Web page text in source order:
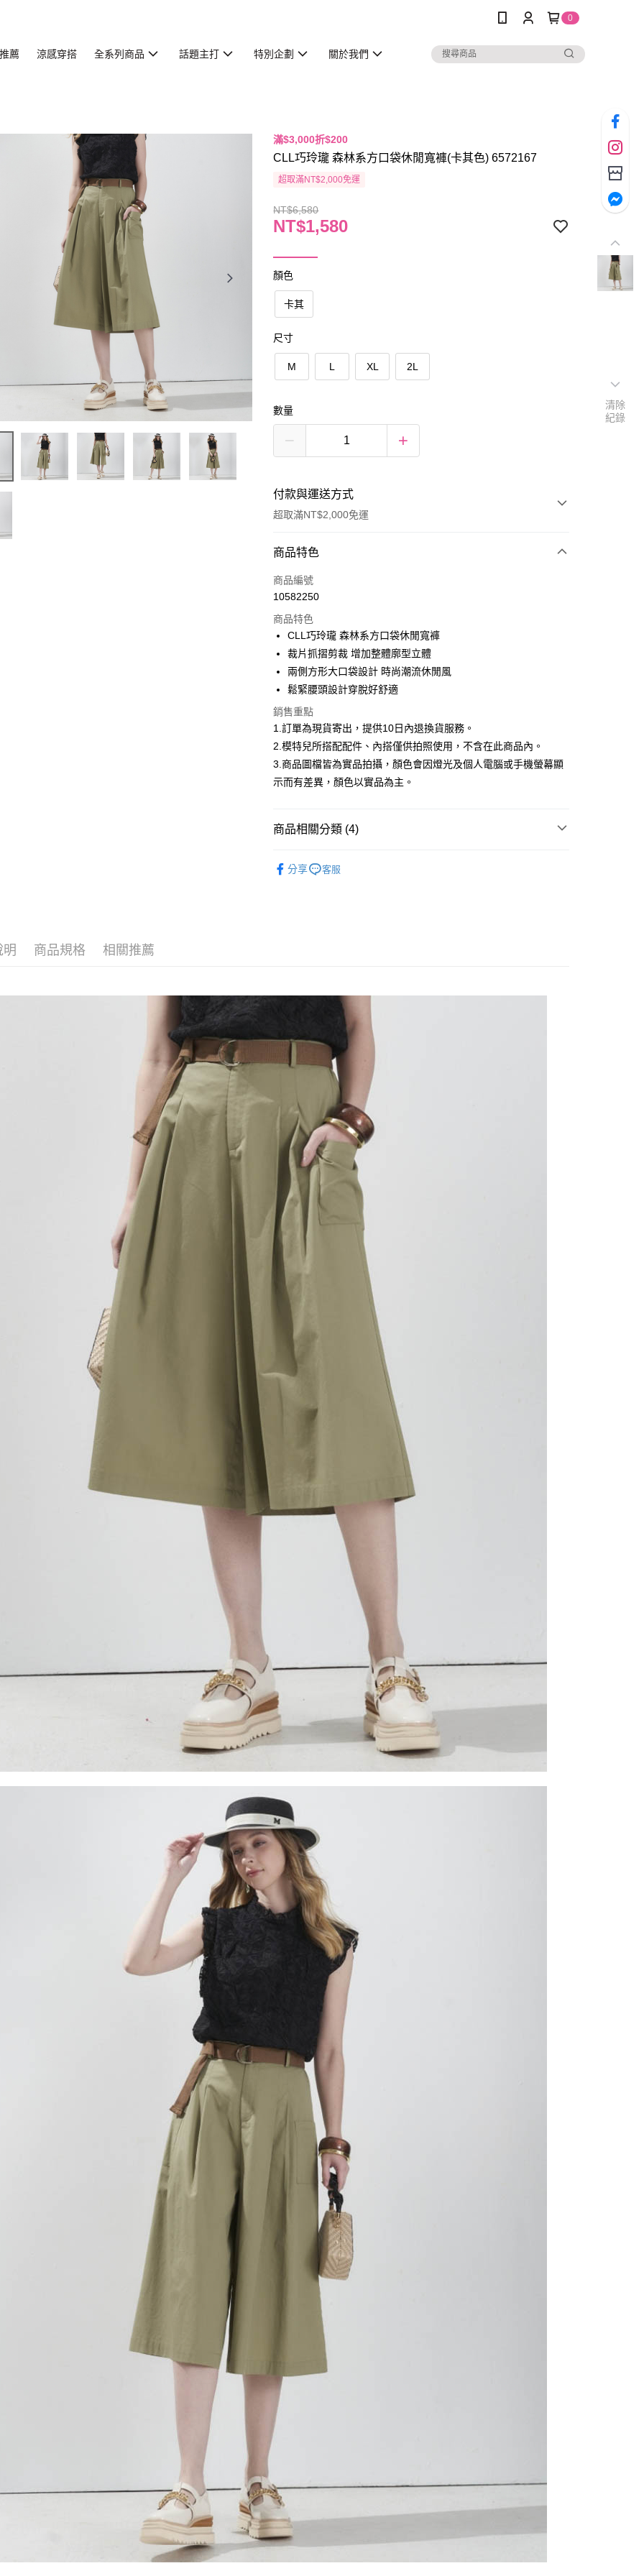
0
薦 涼感穿搭 全系列商品 話題主打 特別企劃 關於我們
滿$3,000折$200
CLL巧玲瓏 森林系方口袋休閒寬褲(卡其色) 6572167
超取滿NT$2,000免運
NT$6,580
NT$1,580
顏色
卡其
尺寸
M L XL 2L
數量
付款與運送方式
超取滿NT$2,000免運
付款方式
信用卡一次付款
3 期 0 利率 每期 NT$526
合作金庫商業銀行
華南商業銀行
彰化商業銀行
國泰世華商業銀行
臺灣中小企業銀行
匯豐（台灣）商業銀行
華泰商業銀行
聯邦商業銀行
遠東國際商業銀行
玉山商業銀行
星展（台灣）商業銀行
台新國際商業銀行
超商取貨付款
Apple Pay
街口支付
悠遊付
Google Pay
【大哥付你分期使用說明】
1.分期款項不併入電信帳單，「大哥付你分期」於每月結算日後寄送繳費提
2.透過簡訊連結打開帳單後，可選擇「超商條碼／台灣大直營門市／銀行轉
帳／街口支付／iPASS MONEY」等通路繳費。
【注意事項】
1.本服務係由「台灣大哥大股份有限公司」（以下簡稱本公司）所提供，讓
用戶於交易時，得透過本服務購買商品或服務，並由商店將買賣／分期付
款買賣價金債權讓與本公司後，依約使用本公司帳單繳交帳款。
2.基於同意付款使用「大哥付你分期」之契約關係目的，商店將以您的個人
資料（包含姓名、電話或地址）提供予台灣大哥大進項蒐集、處理及利
用，由本公司與您本人進行分期帳單所需資料之確認、核對及更正。
3.完整用戶服務條款，請詳閱以下連結：
【「AFTEE先享後付」結帳流程】
１．於結帳方式選擇「AFTEE先享後付」後，將跳轉至「AFTEE先享後
付」結帳頁面，進行簡訊認證並確認金額後，即可完成結帳。
２．訂單成立數日內，您將收到繳費通知簡訊。
３．收到繳費通知簡訊後14天內，點擊此簡訊中的連結，可透過四大超商
／ATM／網路銀行／等多元方式進行付款，方視為交易完成。
※ 請注意：結帳手續完成當下不需立刻繳費，但若您需要取消訂單，請聯
絡購買商品的店家。未經商家同意取消之訂單仍視為有效，需透過AFTEE
先享後付繳納相關費用。
※ 交易是否成功請以「AFTEE先享後付 」之結帳頁面顯示為準，若有關於
是否繳費成功／繳費後需取消欲退款等相關疑問，請聯繫「AFTEE先享後
付客戶支援中心」
https://netprotections.freshdesk.com/support/home
【注意事項】
１．透過由恩沛科技股份有限公司提供之「AFTEE先享後付」服務完成之
交易，需依本服務之必要範圍內提供個人資料，並將交易相關給付款項請
求債權轉讓予恩沛科技股份有限公司。
２．關於個人資料處理事宜，請瀏覽以下網址：
https://aftee.tw/terms/#terms3
３．未成年的使用者請事先徵得法定代理人或監護人之同意方可使用
「AFTEE先享後付」，若未經同意申辦者引起之損失，本公司不負相關責
任。
４．使用「AFTEE先享後付」時，將依據個別帳號之用戶狀況，依本公司
即時審查核予不同之上限額度；若仍有額度不足之情形，本公司將視審查
結果請求用戶進行身份認證。
５．嚴禁一人註冊多個帳號或使用他人資訊註冊。若發現惡意使用之情
形，恩沛科技股份有限公司將有權停止該用戶之使用額度並採取法律行
動。
全家取貨付款
每筆NT$120，滿NT$2,000(含以上)免運費
7-11取貨付款
每筆NT$120，滿NT$2,000(含以上)免運費
每筆NT$120，滿NT$2,000(含以上)免運費
商品特色
商品編號
10582250
商品特色
CLL巧玲瓏 森林系方口袋休閒寬褲
裁片抓摺剪裁 增加整體廓型立體
兩側方形大口袋設計 時尚潮流休閒風
鬆緊腰頭設計穿脫好舒適
銷售重點
1.訂單為現貨寄出，提供10日內退換貨服務。
2.模特兒所搭配配件、內搭僅供拍照使用，不含在此商品內。
3.商品圖檔皆為實品拍攝，顏色會因燈光及個人電腦或手機螢幕顯
示而有差異，顏色以實品為主。
商品相關分類 (4)
分享 客服
明 商品規格 相關推薦
清除
紀錄